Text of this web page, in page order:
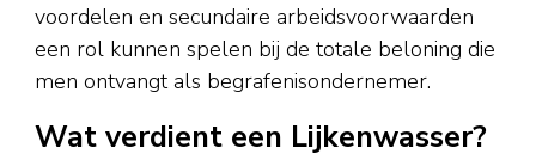
voordelen en secundaire arbeidsvoorwaarden
een rol kunnen spelen bij de totale beloning die
men ontvangt als begrafenisondernemer.
Wat verdient een Lijkenwasser?